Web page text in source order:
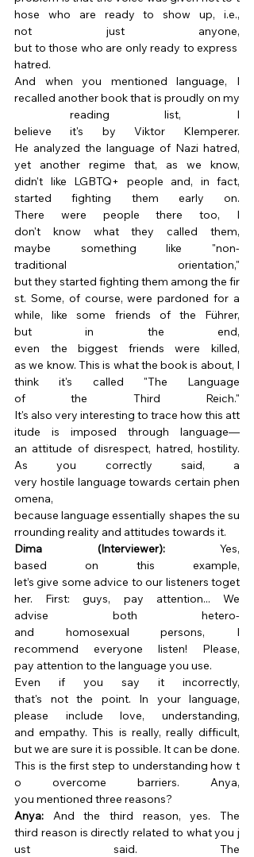
hose who are ready to show up, i.e.,
not just anyone,
but to those who are only ready to express
hatred.
And when you mentioned language, I
recalled another book that is proudly on my
reading list, I
believe it's by Viktor Klemperer.
He analyzed the language of Nazi hatred,
yet another regime that, as we know,
didn't like LGBTQ+ people and, in fact,
started fighting them early on.
There were people there too, I
don't know what they called them,
maybe something like "non-
traditional orientation,"
but they started fighting them among the fir
st. Some, of course, were pardoned for a
while, like some friends of the Führer,
but in the end,
even the biggest friends were killed,
as we know. This is what the book is about, I
think it's called "The Language
of the Third Reich."
It's also very interesting to trace how this att
itude is imposed through language—
an attitude of disrespect, hatred, hostility.
As you correctly said, a
very hostile language towards certain phen
omena,
because language essentially shapes the su
rrounding reality and attitudes towards it.
Dima (Interviewer): Yes,
based on this example,
let’s give some advice to our listeners toget
her. First: guys, pay attention... We
advise both hetero-
and homosexual persons, I
recommend everyone listen! Please,
pay attention to the language you use.
Even if you say it incorrectly,
that's not the point. In your language,
please include love, understanding,
and empathy. This is really, really difficult,
but we are sure it is possible. It can be done.
This is the first step to understanding how t
o overcome barriers. Anya,
you mentioned three reasons?
Anya: And the third reason, yes. The
third reason is directly related to what you j
ust said. The